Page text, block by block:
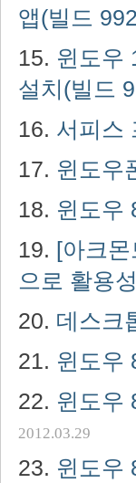
앱(빌드
윈도우
설치(빌드
서피스
윈도우
윈도우
[아크
으로 활용
데스크
윈도우
윈도우
2012.03.29
윈도우